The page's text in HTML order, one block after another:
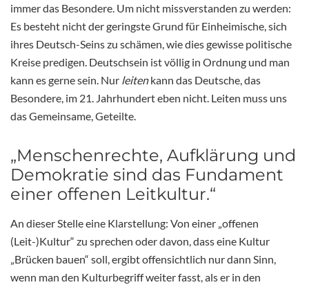
immer das Besondere. Um nicht missverstanden zu werden:
Es besteht nicht der geringste Grund für Einheimische, sich
ihres Deutsch-Seins zu schämen, wie dies gewisse politische
Kreise predigen. Deutschsein ist völlig in Ordnung und man
kann es gerne sein. Nur leitenkann das Deutsche, das
Besondere, im 21. Jahrhundert eben nicht. Leiten muss uns
das Gemeinsame, Geteilte.
„Menschenrechte, Aufklärung und
Demokratie sind das Fundament
einer offenen Leitkultur.“
An dieser Stelle eine Klarstellung: Von einer „offenen
(Leit-)Kultur“ zu sprechen oder davon, dass eine Kultur
„Brücken bauen“ soll, ergibt offensichtlich nur dann Sinn,
wenn man den Kulturbegriff weiter fasst, als er in den